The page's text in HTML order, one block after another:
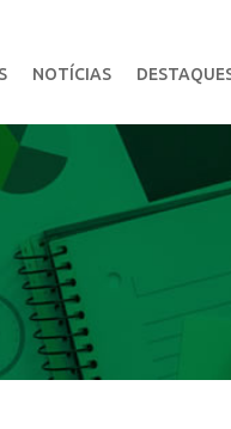
NOTÍCIAS